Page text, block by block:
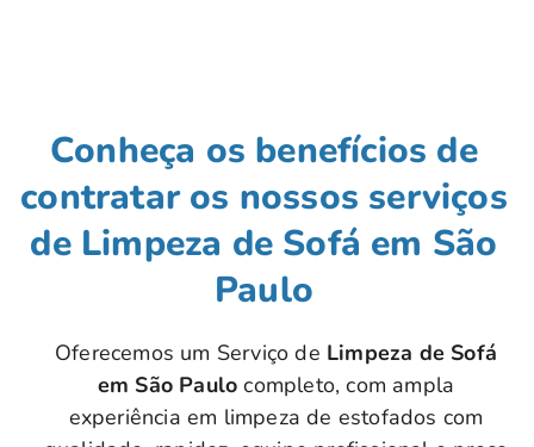
Conheça os benefícios de
contratar os nossos serviços
de Limpeza de Sofá em São
Paulo
Oferecemos um Serviço de Limpeza de Sofá
em São Paulo completo, com ampla
experiência em limpeza de estofados com